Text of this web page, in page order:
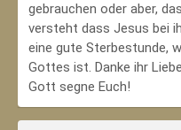
gebrauchen oder aber,
versteht dass Jesus bei
eine gute Sterbestunde,
Gottes ist. Danke ihr
Gott segne Euch!